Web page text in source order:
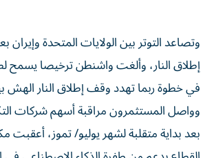
وتصاعد التوتر ​بين الولايات المتحدة وإيران
إطلاق النار، ‌وألغت واشنطن ترخيصا يسمح
في خطوة ربما تهدد وقف إطلاق النار الهش
وواصل المستثمرون مراقبة ⁠أسهم شركات
بعد بداية متقلبة لشهر يوليو/ تموز،